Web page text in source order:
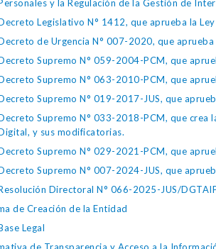
y la Regulación de la Gestión de
Legislativo N° 1412, que aprueba la
de Urgencia N° 007-2020, que
Supremo N° 059-2004-PCM, que
Supremo N° 063-2010-PCM, que
Supremo N° 019-2017-JUS, que
Supremo N° 033-2018-PCM, que crea
y sus modificatorias.
Supremo N° 029-2021-PCM, que
Supremo N° 007-2024-JUS, que
Directoral N° 066-2025-JUS/
de Creación de la Entidad
Legal